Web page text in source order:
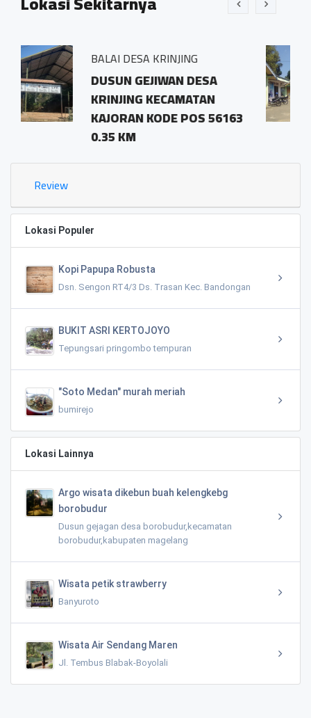
DESA
POS 56163
BALAI DESA
Sidosari Rt/Rw
pringombo
magelang.56161
Review
Lokasi Populer
Kopi Papupa Robusta
Dsn. Sengon RT4/3 Ds. Trasan Kec. Bandongan
BUKIT ASRI KERTOJOYO
Tepungsari pringombo tempuran
"Soto Medan" murah meriah
bumirejo
Lokasi Lainnya
Argo wisata dikebun buah kelengkebg
borobudur
Dusun gejagan desa borobudur,kecamatan
borobudur,kabupaten magelang
Wisata petik strawberry
Banyuroto
Wisata Air Sendang Maren
Jl. Tembus Blabak-Boyolali